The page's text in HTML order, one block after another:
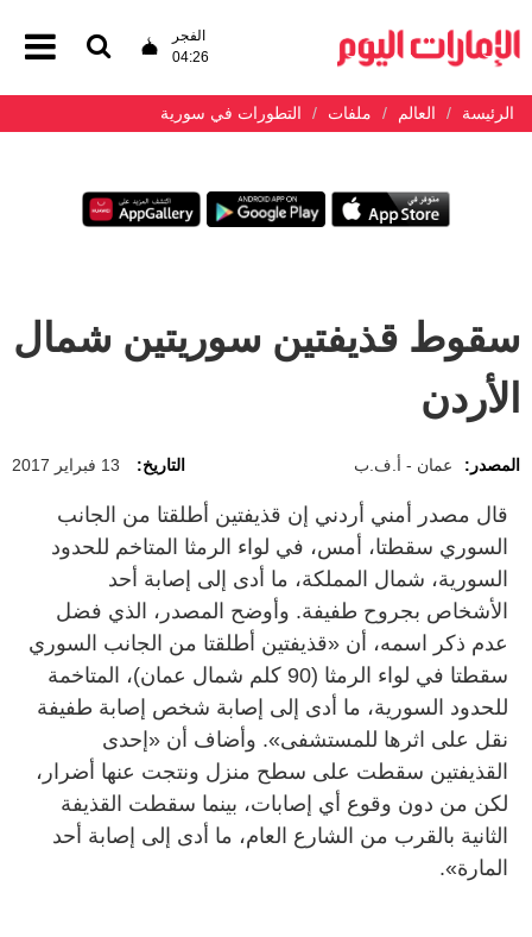
الفجر
04:26
الرئيسة العالم ملفات التطورات في سورية
سقوط قذيفتين سوريتين شمال
الأردن
المصدر: عمان - أ.ف.ب التاريخ: 13 فبراير 2017
قال مصدر أمني أردني إن قذيفتين أطلقتا من الجانب
السوري سقطتا، أمس، في لواء الرمثا المتاخم للحدود
السورية، شمال المملكة، ما أدى إلى إصابة أحد
الأشخاص بجروح طفيفة. وأوضح المصدر، الذي فضل
عدم ذكر اسمه، أن «قذيفتين أطلقتا من الجانب السوري
سقطتا في لواء الرمثا (90 كلم شمال عمان)، المتاخمة
للحدود السورية، ما أدى إلى إصابة شخص إصابة طفيفة
نقل على اثرها للمستشفى». وأضاف أن «إحدى
القذيفتين سقطت على سطح منزل ونتجت عنها أضرار،
لكن من دون وقوع أي إصابات، بينما سقطت القذيفة
الثانية بالقرب من الشارع العام، ما أدى إلى إصابة أحد
المارة».